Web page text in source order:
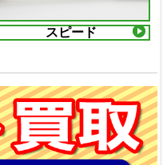
スピード